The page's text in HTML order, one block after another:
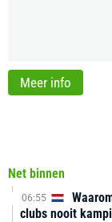
Net binnen
06:55
clubs nooit
Meer info